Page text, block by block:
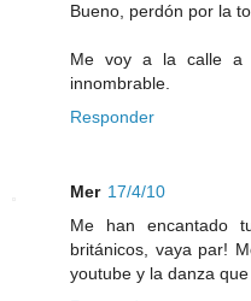
Bueno, perdón por la
Me voy a la calle a
innombrable.
Responder
Mer 17/4/10
Me han encantado
británicos, vaya par!
youtube y la danza